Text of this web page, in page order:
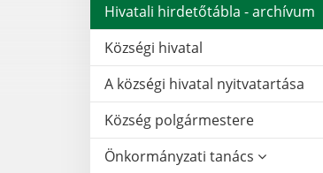
Hivatali hirdetőtábla - archívum
Községi hivatal
A községi hivatal nyitvatartása
Község polgármestere
Önkormányzati tanács